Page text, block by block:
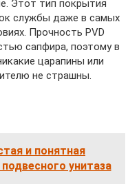
Этот тип покрытия
службы даже в самых
Прочность PVD
сапфира, поэтому в
царапины или
не страшны.
и понятная
унитаза